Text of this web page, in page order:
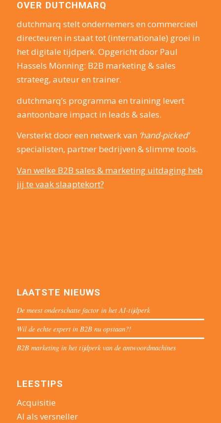
OVER DUTCHMARQ
dutchmarq stelt ondernemers en commercieel
directeuren in staat tot (internationale) groei in
het digitale tijdperk. Opgericht door Paul
Hassels Mönning: B2B marketing & sales
strateeg, auteur en trainer.
dutchmarq’s programma en training levert
aantoonbare impact in leads & sales.
Versterkt door een netwerk van ‘hand-picked’
specialisten, partner bedrijven & slimme tools.
Van welke B2B sales & marketing uitdaging heb
jij te vaak slaaptekort?
LAATSTE NIEUWS
De meest onderschatte factor in het AI-tijdperk
Wil de echte expert in B2B nu opstaan?!
B2B marketing in het tijdperk van de antwoordmachines
LEESTIPS
Acquisitie
AI als versneller